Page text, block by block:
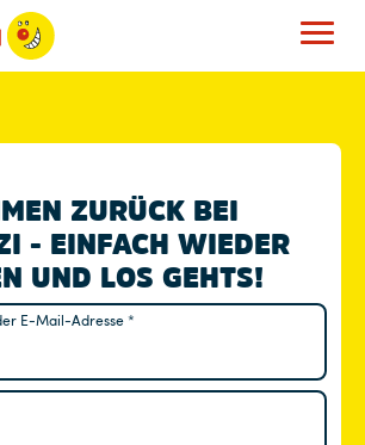
ZURÜCK BEI
- EINFACH WIEDER
UND LOS GEHTS!
E-Mail-Adresse*